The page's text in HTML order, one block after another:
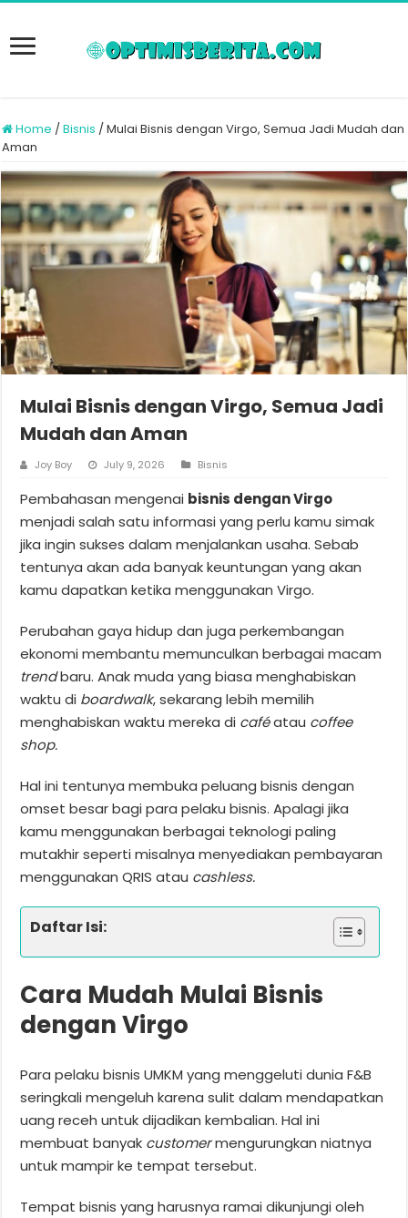
Home /Bisnis /Mulai Bisnis dengan Virgo, Semua Jadi Mudah dan
Aman
Mulai Bisnis dengan Virgo, Semua Jadi
Mudah dan Aman
Joy Boy July 9, 2026 Bisnis
Pembahasan mengenai bisnis dengan Virgo
menjadi salah satu informasi yang perlu kamu simak
jika ingin sukses dalam menjalankan usaha. Sebab
tentunya akan ada banyak keuntungan yang akan
kamu dapatkan ketika menggunakan Virgo.
Perubahan gaya hidup dan juga perkembangan
ekonomi membantu memunculkan berbagai macam
trendbaru. Anak muda yang biasa menghabiskan
waktu di boardwalk, sekarang lebih memilih
menghabiskan waktu mereka di caféatau coffee
shop.
Hal ini tentunya membuka peluang bisnis dengan
omset besar bagi para pelaku bisnis. Apalagi jika
kamu menggunakan berbagai teknologi paling
mutakhir seperti misalnya menyediakan pembayaran
menggunakan QRIS atau cashless.
Daftar Isi:
Cara Mudah Mulai Bisnis
dengan Virgo
Para pelaku bisnis UMKM yang menggeluti dunia F&B
seringkali mengeluh karena sulit dalam mendapatkan
uang receh untuk dijadikan kembalian. Hal ini
membuat banyak customermengurungkan niatnya
untuk mampir ke tempat tersebut.
Tempat bisnis yang harusnya ramai dikunjungi oleh